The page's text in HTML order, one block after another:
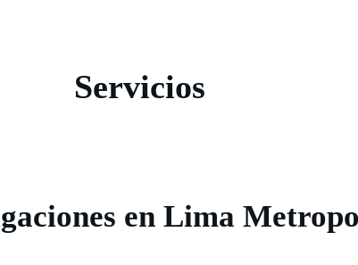
Servicios
en Lima